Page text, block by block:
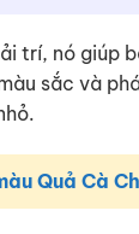
trí, nó giúp
sắc và
Quả Cà